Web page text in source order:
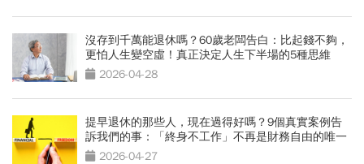
沒存到千萬能退休嗎？60歲老闆告白：比起錢不夠，
更怕人生變空虛！真正決定人生下半場的5種思維
2026-04-28
提早退休的那些人，現在過得好嗎？9個真實案例告
訴我們的事：「終身不工作」不再是財務自由的唯一
解 2026-04-27